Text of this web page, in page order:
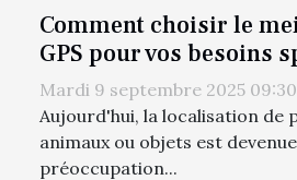
Comment choisir le
GPS pour vos besoins
Mardi 9 septembre 2025 09:30
Aujourd'hui, la localisation de
animaux ou objets est
préoccupation...